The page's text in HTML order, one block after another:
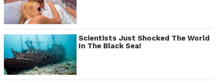
Scientists Just Shocked The World
In The Black Sea!